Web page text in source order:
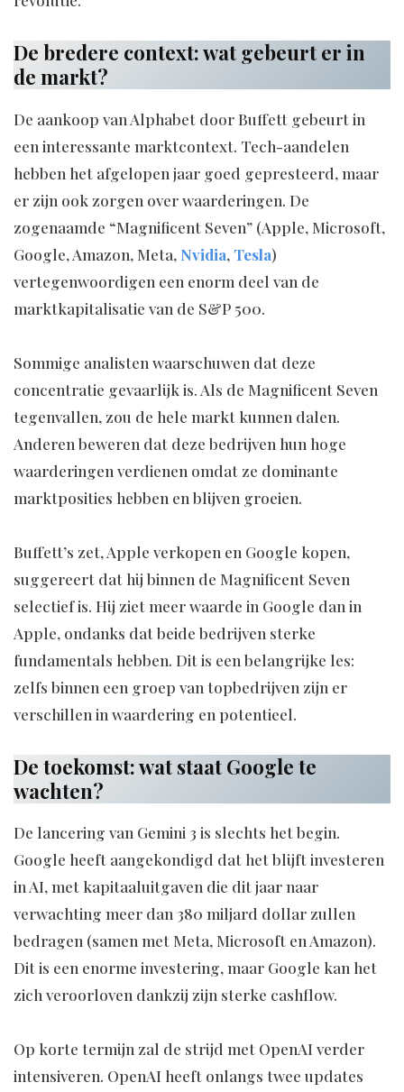
De bredere context: wat gebeurt er in
de markt?
De aankoop van Alphabet door Buffett gebeurt in
een interessante marktcontext. Tech-aandelen
hebben het afgelopen jaar goed gepresteerd, maar
er zijn ook zorgen over waarderingen. De
zogenaamde “Magnificent Seven” (Apple, Microsoft,
Google, Amazon, Meta, Nvidia, Tesla)
vertegenwoordigen een enorm deel van de
marktkapitalisatie van de S&P 500.
Sommige analisten waarschuwen dat deze
concentratie gevaarlijk is. Als de Magnificent Seven
tegenvallen, zou de hele markt kunnen dalen.
Anderen beweren dat deze bedrijven hun hoge
waarderingen verdienen omdat ze dominante
marktposities hebben en blijven groeien.
Buffett’s zet, Apple verkopen en Google kopen,
suggereert dat hij binnen de Magnificent Seven
selectief is. Hij ziet meer waarde in Google dan in
Apple, ondanks dat beide bedrijven sterke
fundamentals hebben. Dit is een belangrijke les:
zelfs binnen een groep van topbedrijven zijn er
verschillen in waardering en potentieel.
De toekomst: wat staat Google te
wachten?
De lancering van Gemini 3 is slechts het begin.
Google heeft aangekondigd dat het blijft investeren
in AI, met kapitaaluitgaven die dit jaar naar
verwachting meer dan 380 miljard dollar zullen
bedragen (samen met Meta, Microsoft en Amazon).
Dit is een enorme investering, maar Google kan het
zich veroorloven dankzij zijn sterke cashflow.
Op korte termijn zal de strijd met OpenAI verder
intensiveren. OpenAI heeft onlangs twee updates